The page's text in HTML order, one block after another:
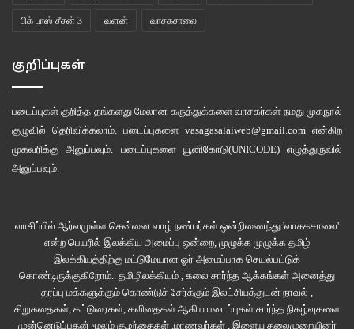
பிக் பாஸ் சீசன் 3 வளன் வாசகசாலை
குறிப்புகள்
படைப்புகள் குறித்த தங்களது மேலான கருத்துக்களை வாசகர்கள் நமது முகநூல்
குழுவில் தெரிவிக்கலாம். படைப்புகளை vasagasalaiweb@gmail.com என்கிற
முகவரிக்கு அனுப்பவும். படைப்புகளை யூனிகோடு(UNICODE)எழுத்துருவில்
அனுப்பவும்.
வாசிப்பில் ஆர்வமுள்ள சென்னை வாழ் நண்பர்கள் ஒன்றிணைந்து 'வாசகசாலை'
என்ற பெயரில் இலக்கிய அமைப்பு ஒன்றை, முழுக்க முழுக்க தமிழ்
இலக்கியத்திற்கு மட்டுமேயான ஓர் அமைப்பாக செயல்பட்டுக்
கொண்டிருக்குகிறோம்.. தமிழிலக்கியம் , கலை சார்ந்த ஆக்கங்கள் அனைத்து
தரப்பு மக்களுக்கும் கொண்டுச் சேர்க்கும் இலட்சியத்துடன் நாவல் ,
சிறுகதைகள், கட்டுரைகள், கவிதைகள் ஆகிய படைப்புகள் சார்ந்த நிகழ்வுகளை
முன்னெடுப்பதன் மூலம் குழந்தைகள் ,மாணவர்கள் , இளைய தலைமுறையினர்